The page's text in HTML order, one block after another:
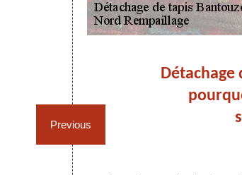
Previous
Détachage